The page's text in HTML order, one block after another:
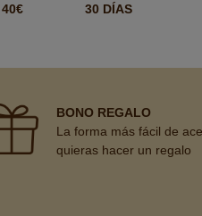
30 DÍAS
BONO REGALO
La forma más fácil de
quieras hacer un regalo